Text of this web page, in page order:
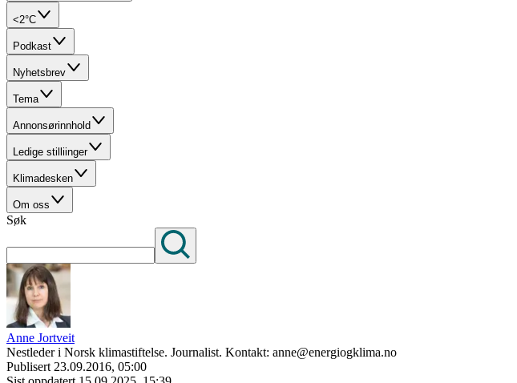
<2°C
Podkast
Nyhetsbrev
Tema
Annonsørinnhold
Ledige stilliinger
Klimadesken
Om oss
Søk
Anne Jortveit
Nestleder i Norsk klimastiftelse. Journalist. Kontakt: anne@energiogklima.no
Publisert 23.09.2016, 05:00